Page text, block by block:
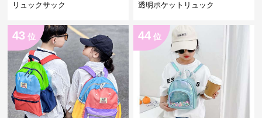
リュックサック
透明ポケットリュック
43 位 44 位